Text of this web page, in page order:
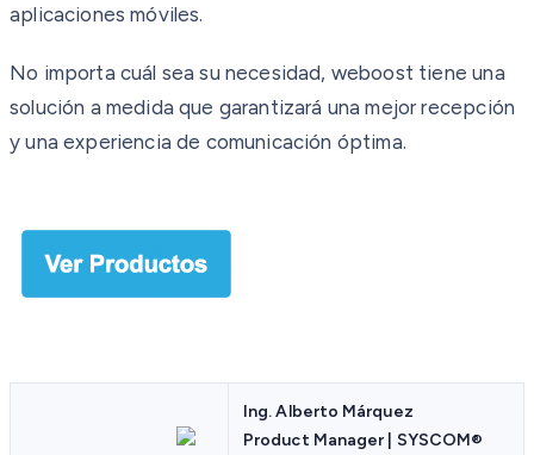
aplicaciones móviles.
No importa cuál sea su necesidad, weboost tiene una
solución a medida que garantizará una mejor recepción
y una experiencia de comunicación óptima.
Ing. Alberto Márquez
Product Manager | SYSCOM®